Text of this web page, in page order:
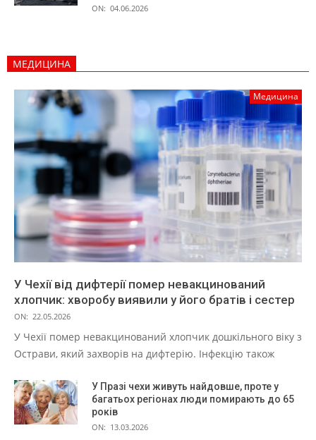
ON: 04.06.2026
МЕДИЦИНА
Медицина
У Чехії від дифтерії помер невакцинований
хлопчик: хворобу виявили у його братів і сестер
ON: 22.05.2026
У Чехії помер невакцинований хлопчик дошкільного віку з
Острави, який захворів на дифтерію. Інфекцію також
У Празі чехи живуть найдовше, проте у
багатьох регіонах люди помирають до 65
років
ON: 13.03.2026